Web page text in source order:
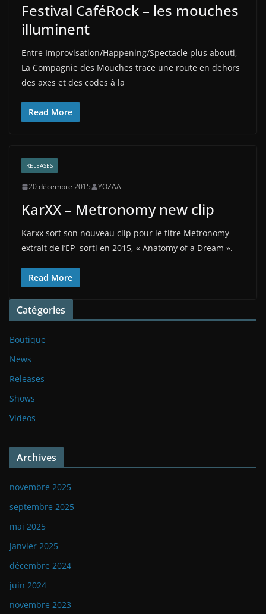
Festival CaféRock – les mouches
illuminent
Entre Improvisation/Happening/Spectacle plus abouti,
La Compagnie des Mouches trace une route en dehors
des axes et des codes à la
Read More
RELEASES
20 décembre 2015 YOZAA
KarXX – Metronomy new clip
Karxx sort son nouveau clip pour le titre Metronomy
extrait de l’EP sorti en 2015, « Anatomy of a Dream ».
Read More
Catégories
Boutique
News
Releases
Shows
Videos
Archives
novembre 2025
septembre 2025
mai 2025
janvier 2025
décembre 2024
juin 2024
novembre 2023